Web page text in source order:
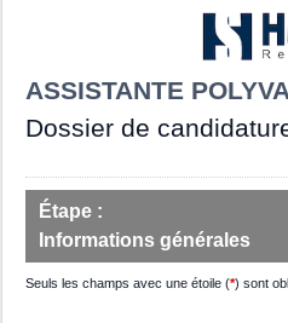
ASSISTANTE
Dossier de
Étape :
Informations générales
Seuls les champs avec une étoile (*) sont